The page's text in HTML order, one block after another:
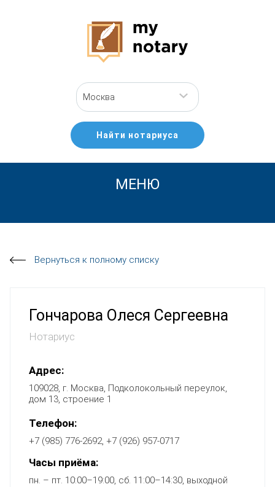
Москва
Найти нотариуса
МЕНЮ
Вернуться к полному списку
Гончарова Олеся Сергеевна
Нотариус
Адрес:
109028, г. Москва, Подколокольный переулок,
дом 13, строение 1
Телефон:
+7 (985) 776-2692, +7 (926) 957-0717
Часы приёма:
пн. – пт. 10:00–19:00, сб. 11:00–14:30, выходной